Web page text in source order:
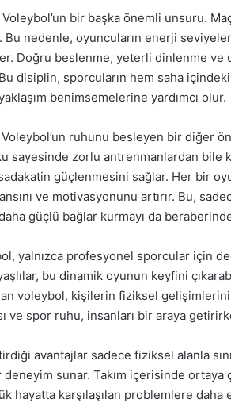
bir başka önemli unsuru.
Bu nedenle, oyuncuların enerji
Doğru beslenme, yeterli dinlenme ve
disiplin, sporcuların hem saha içindeki
benimsemelerine yardımcı olur.
ruhunu besleyen bir diğer
sayesinde zorlu antrenmanlardan bile
güçlenmesini sağlar. Her bir
ve motivasyonunu artırır. Bu,
güçlü bağlar kurmayı da
yalnızca profesyonel sporcular için
bu dinamik oyunun keyfini
voleybol, kişilerin fiziksel
ve spor ruhu, insanları bir araya
avantajlar sadece fiziksel alanla
sunar. Takım içerisinde ortaya
hayatta karşılaşılan problemlere daha